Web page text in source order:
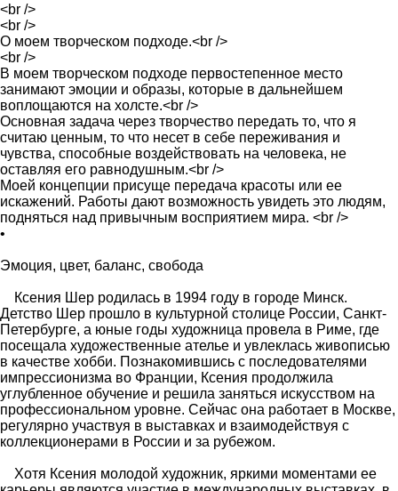
<br />
<br />
О моем творческом подходе.<br />
<br />
В моем творческом подходе первостепенное место
занимают эмоции и образы, которые в дальнейшем
воплощаются на холсте.<br />
Основная задача через творчество передать то, что я
считаю ценным, то что несет в себе переживания и
чувства, способные воздействовать на человека, не
оставляя его равнодушным.<br />
Моей концепции присуще передача красоты или ее
искажений. Работы дают возможность увидеть это людям,
подняться над привычным восприятием мира. <br />
•
Эмоция, цвет, баланс, свобода
Ксения Шер родилась в 1994 году в городе Минск.
Детство Шер прошло в культурной столице России, Санкт-
Петербурге, а юные годы художница провела в Риме, где
посещала художественные ателье и увлеклась живописью
в качестве хобби. Познакомившись с последователями
импрессионизма во Франции, Ксения продолжила
углубленное обучение и решила заняться искусством на
профессиональном уровне. Сейчас она работает в Москве,
регулярно участвуя в выставках и взаимодействуя с
коллекционерами в России и за рубежом.
Хотя Ксения молодой художник, яркими моментами ее